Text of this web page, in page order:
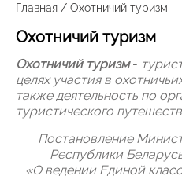
Главная / Охотничий туризм
Охотничий туризм
Охотничий туризм-
целях участия в
также деятельность по
туристического
Постановление
Республики
«О ведении Единой